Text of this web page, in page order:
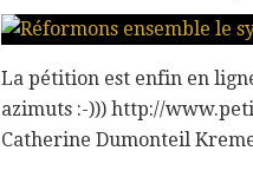
La pétition est enfin en
azimuts :-))) http://
Catherine Dumonteil